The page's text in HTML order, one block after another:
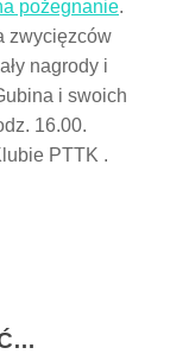
pożegnanie.
zwycięzców
nagrody i
i swoich
16.00.
PTTK .